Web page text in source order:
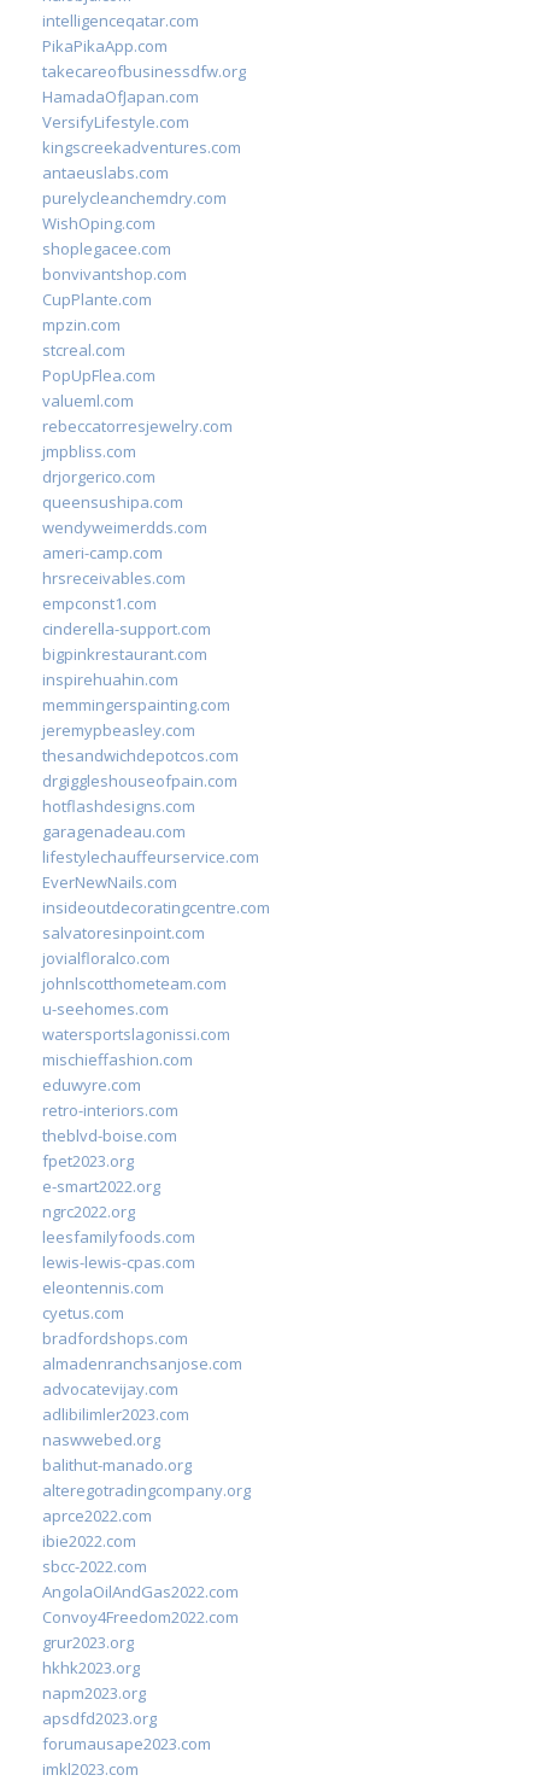
intelligenceqatar.com
PikaPikaApp.com
takecareofbusinessdfw.org
HamadaOfJapan.com
VersifyLifestyle.com
kingscreekadventures.com
antaeuslabs.com
purelycleanchemdry.com
WishOping.com
shoplegacee.com
bonvivantshop.com
CupPlante.com
mpzin.com
stcreal.com
PopUpFlea.com
valueml.com
rebeccatorresjewelry.com
jmpbliss.com
drjorgerico.com
queensushipa.com
wendyweimerdds.com
ameri-camp.com
hrsreceivables.com
empconst1.com
cinderella-support.com
bigpinkrestaurant.com
inspirehuahin.com
memmingerspainting.com
jeremypbeasley.com
thesandwichdepotcos.com
drgiggleshouseofpain.com
hotflashdesigns.com
garagenadeau.com
lifestylechauffeurservice.com
EverNewNails.com
insideoutdecoratingcentre.com
salvatoresinpoint.com
jovialfloralco.com
johnlscotthometeam.com
u-seehomes.com
watersportslagonissi.com
mischieffashion.com
eduwyre.com
retro-interiors.com
theblvd-boise.com
fpet2023.org
e-smart2022.org
ngrc2022.org
leesfamilyfoods.com
lewis-lewis-cpas.com
eleontennis.com
cyetus.com
bradfordshops.com
almadenranchsanjose.com
advocatevijay.com
adlibilimler2023.com
naswwebed.org
balithut-manado.org
alteregotradingcompany.org
aprce2022.com
ibie2022.com
sbcc-2022.com
AngolaOilAndGas2022.com
Convoy4Freedom2022.com
grur2023.org
hkhk2023.org
napm2023.org
apsdfd2023.org
forumausape2023.com
imkl2023.com